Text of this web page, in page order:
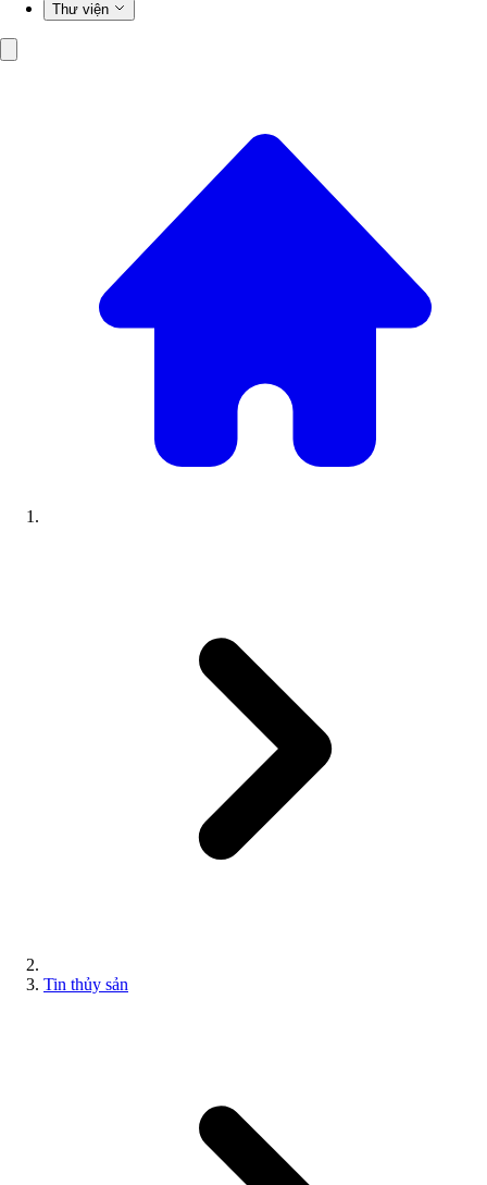
Thư viện
Tin thủy sản